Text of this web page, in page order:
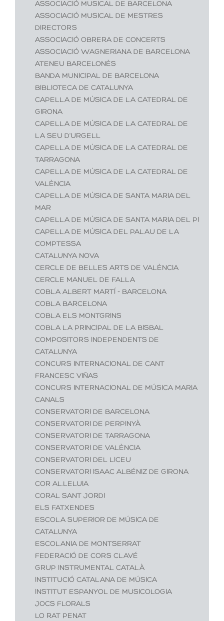
ASSOCIACIÓ MUSICAL DE BARCELONA
ASSOCIACIÓ MUSICAL DE MESTRES
DIRECTORS
ASSOCIACIÓ OBRERA DE CONCERTS
ASSOCIACIÓ WAGNERIANA DE BARCELONA
ATENEU BARCELONÈS
BANDA MUNICIPAL DE BARCELONA
BIBLIOTECA DE CATALUNYA
CAPELLA DE MÚSICA DE LA CATEDRAL DE
GIRONA
CAPELLA DE MÚSICA DE LA CATEDRAL DE
LA SEU D'URGELL
CAPELLA DE MÚSICA DE LA CATEDRAL DE
TARRAGONA
CAPELLA DE MÚSICA DE LA CATEDRAL DE
VALÈNCIA
CAPELLA DE MÚSICA DE SANTA MARIA DEL
MAR
CAPELLA DE MÚSICA DE SANTA MARIA DEL PI
CAPELLA DE MÚSICA DEL PALAU DE LA
COMPTESSA
CATALUNYA NOVA
CERCLE DE BELLES ARTS DE VALÈNCIA
CERCLE MANUEL DE FALLA
COBLA ALBERT MARTÍ - BARCELONA
COBLA BARCELONA
COBLA ELS MONTGRINS
COBLA LA PRINCIPAL DE LA BISBAL
COMPOSITORS INDEPENDENTS DE
CATALUNYA
CONCURS INTERNACIONAL DE CANT
FRANCESC VIÑAS
CONCURS INTERNACIONAL DE MÚSICA MARIA
CANALS
CONSERVATORI DE BARCELONA
CONSERVATORI DE PERPINYÀ
CONSERVATORI DE TARRAGONA
CONSERVATORI DE VALÈNCIA
CONSERVATORI DEL LICEU
CONSERVATORI ISAAC ALBÉNIZ DE GIRONA
COR AL.LELUIA
CORAL SANT JORDI
ELS FATXENDES
ESCOLA SUPERIOR DE MÚSICA DE
CATALUNYA
ESCOLANIA DE MONTSERRAT
FEDERACIÓ DE CORS CLAVÉ
GRUP INSTRUMENTAL CATALÀ
INSTITUCIÓ CATALANA DE MÚSICA
INSTITUT ESPANYOL DE MUSICOLOGIA
JOCS FLORALS
LO RAT PENAT